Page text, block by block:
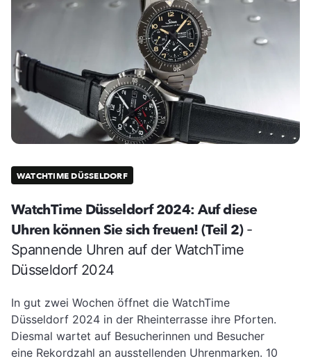
WATCHTIME DÜSSELDORF
WatchTime Düsseldorf 2024: Auf diese
Uhren können Sie sich freuen! (Teil 2) -
Spannende Uhren auf der WatchTime
Düsseldorf 2024
In gut zwei Wochen öffnet die WatchTime
Düsseldorf 2024 in der Rheinterrasse ihre Pforten.
Diesmal wartet auf Besucherinnen und Besucher
eine Rekordzahl an ausstellenden Uhrenmarken. 10